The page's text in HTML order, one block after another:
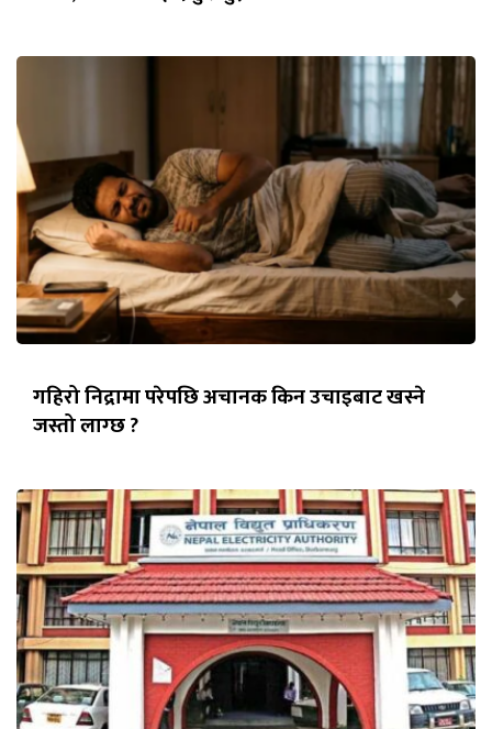
गहिरो निद्रामा परेपछि अचानक किन उचाइबाट खस्ने
जस्तो लाग्छ ?